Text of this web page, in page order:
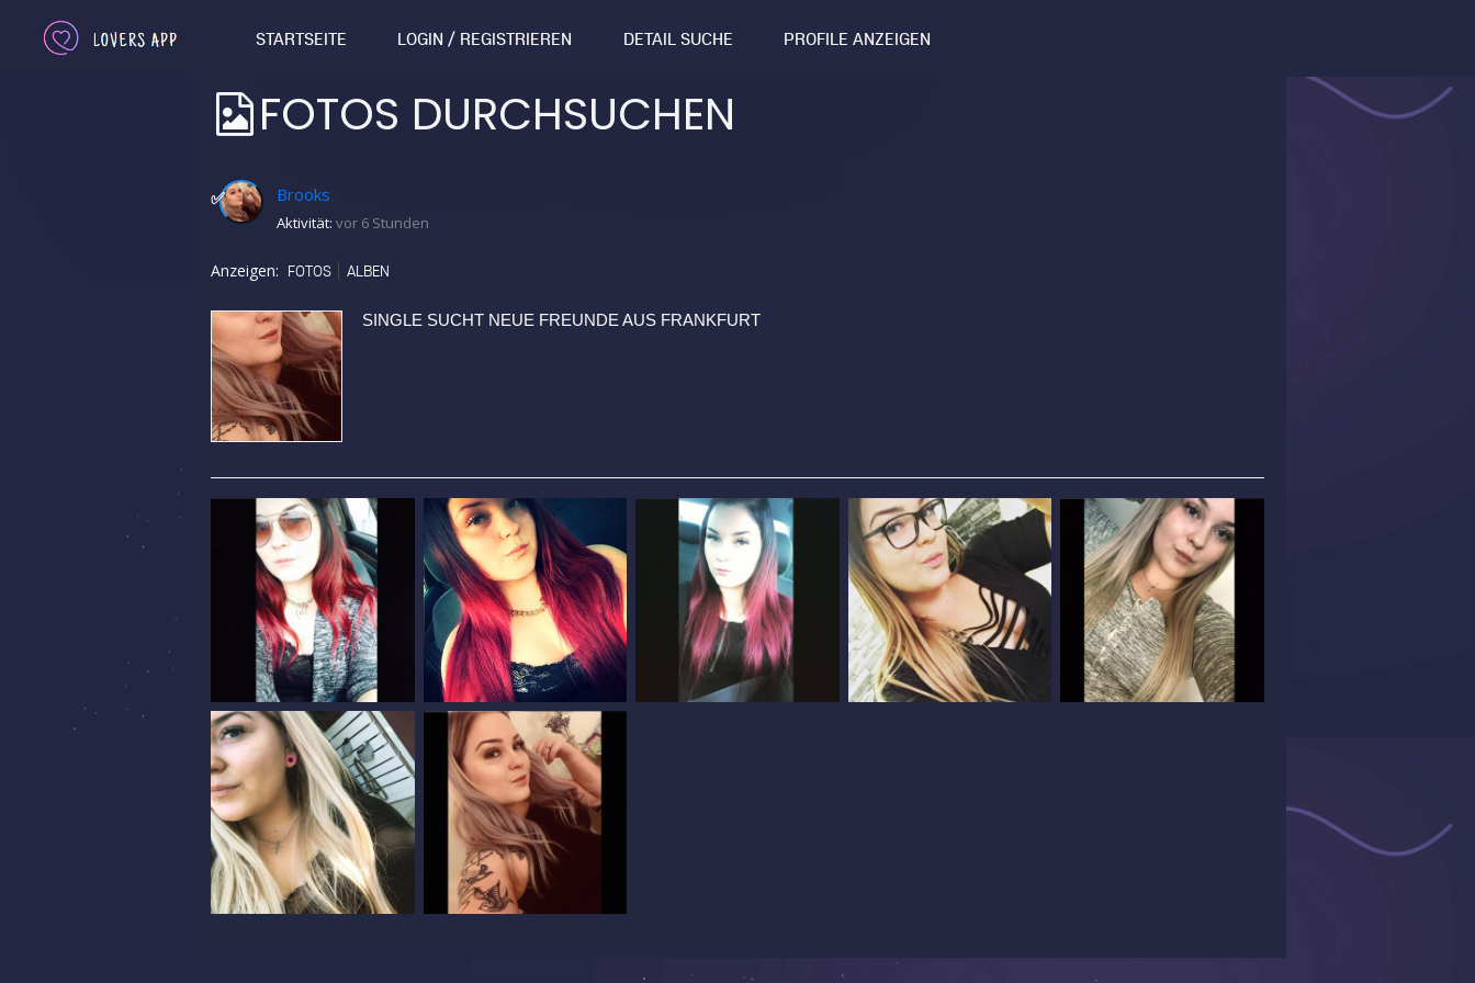
STARTSEITE LOGIN / REGISTRIEREN DETAIL SUCHE PROFILE ANZEIGEN
FOTOS DURCHSUCHEN
✅ Brooks
Aktivität: vor 6 Stunden
Anzeigen: FOTOS ALBEN
SINGLE SUCHT NEUE FREUNDE AUS FRANKFURT